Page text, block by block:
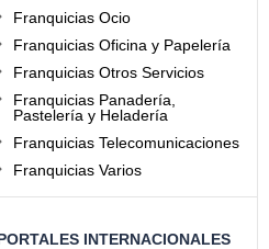
Franquicias Ocio
Franquicias Oficina y Papelería
Franquicias Otros Servicios
Franquicias Panadería,
Pastelería y Heladería
Franquicias Telecomunicaciones
Franquicias Varios
INTERNACIONALES